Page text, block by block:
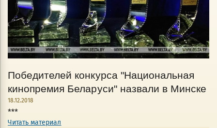
Победителей конкурса "Национальная
кинопремия Беларуси" назвали в Минске
18.12.2018
***
Читать материал